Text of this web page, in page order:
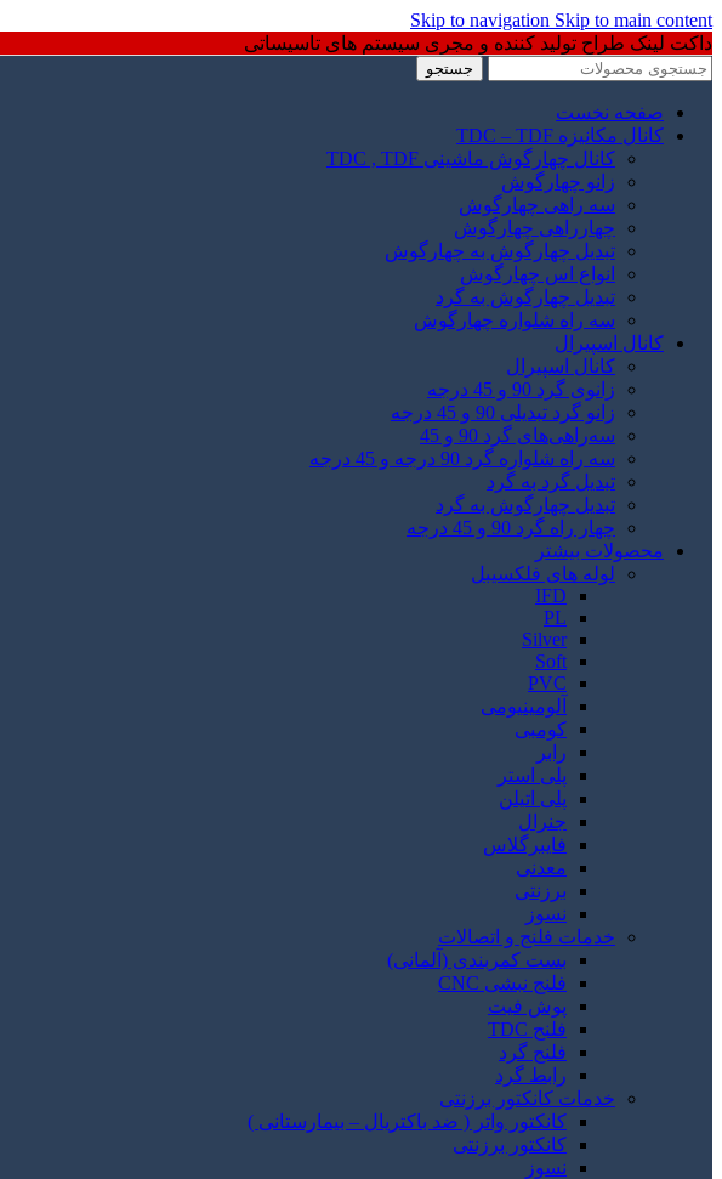
Skip to navigation Skip to main content
داکت لینک طراح تولید کننده و مجری سیستم های تاسیساتی
جستجو
صفحه نخست
کانال مکانیزه TDC – TDF
کانال چهارگوش ماشینی TDC , TDF
زانو چهارگوش
سه راهی چهارگوش
چهارراهی چهارگوش
تبدیل چهارگوش به چهارگوش
انواع اس چهارگوش
تبدیل چهارگوش به گرد
سه راه شلواره چهارگوش
کانال اسپیرال
کانال اسپیرال
زانوی گرد 90 و 45 درجه
زانو گرد تبدیلی 90 و 45 درجه
سه‌راهی‌های گرد 90 و 45
سه راه شلواره گرد 90 درجه و 45 درجه
تبدیل گرد به گرد
تبدیل چهارگوش به گرد
چهار راه گرد 90 و 45 درجه
محصولات بیشتر
لوله های فلکسیبل
IFD
PL
Silver
Soft
PVC
آلومینیومی
کومبی
رابر
پلی استر
پلی اتیلن
جنرال
فایبرگلاس
معدنی
برزنتی
نسوز
خدمات فلنج و اتصالات
بست کمربندی (آلمانی)
فلنج نبشی CNC
پوش فیت
فلنج TDC
فلنج گرد
رابط گرد
خدمات کانکتور برزنتی
کانکتور واتر ( ضد باکتریال – بیمارستانی )
کانکتور برزنتی
نسوز